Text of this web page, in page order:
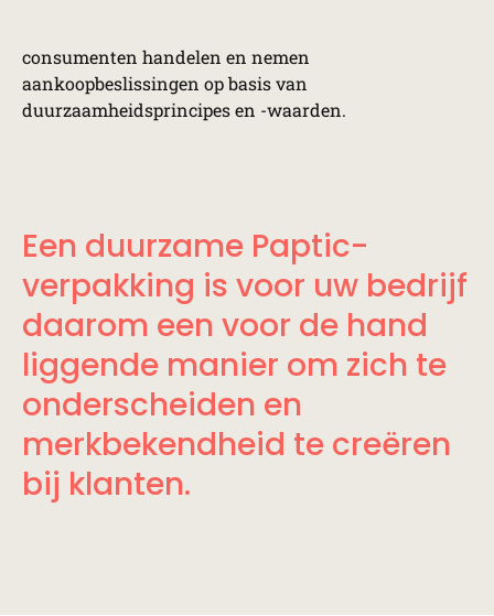
consumenten handelen en nemen
aankoopbeslissingen op basis van
duurzaamheidsprincipes en -waarden.
Een duurzame Paptic-
verpakking is voor uw bedrijf
daarom een voor de hand
liggende manier om zich te
onderscheiden en
merkbekendheid te creëren
bij klanten.